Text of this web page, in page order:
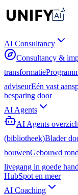
AI Consultancy
Consultancy &
transformatie
adviseurEén vast
besparing door
AI Agents
AI Agents
(bibliotheek)Blader
bouwenGebouwd
livegang in goede
HubSpot en meer
AI Coaching